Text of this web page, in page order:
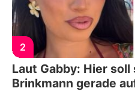
2
Laut Gabby: Hier soll
Brinkmann gerade